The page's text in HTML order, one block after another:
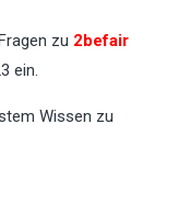
zu 2befair
ein.
Wissen zu